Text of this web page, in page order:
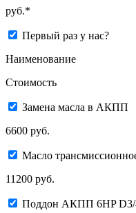
руб.*
Первый раз у нас?
Наименование
Стоимость
Замена масла в АКПП
6600 руб.
Масло
11200 руб.
Поддон АКПП 6HP D3/